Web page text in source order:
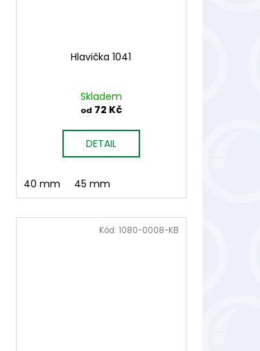
5005 6005 6006
Hlavička 1041
Skladem
od 72 Kč
DETAIL
40 mm 45 mm
Kód: 1080-0008-KB